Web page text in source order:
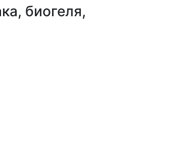
биогеля,